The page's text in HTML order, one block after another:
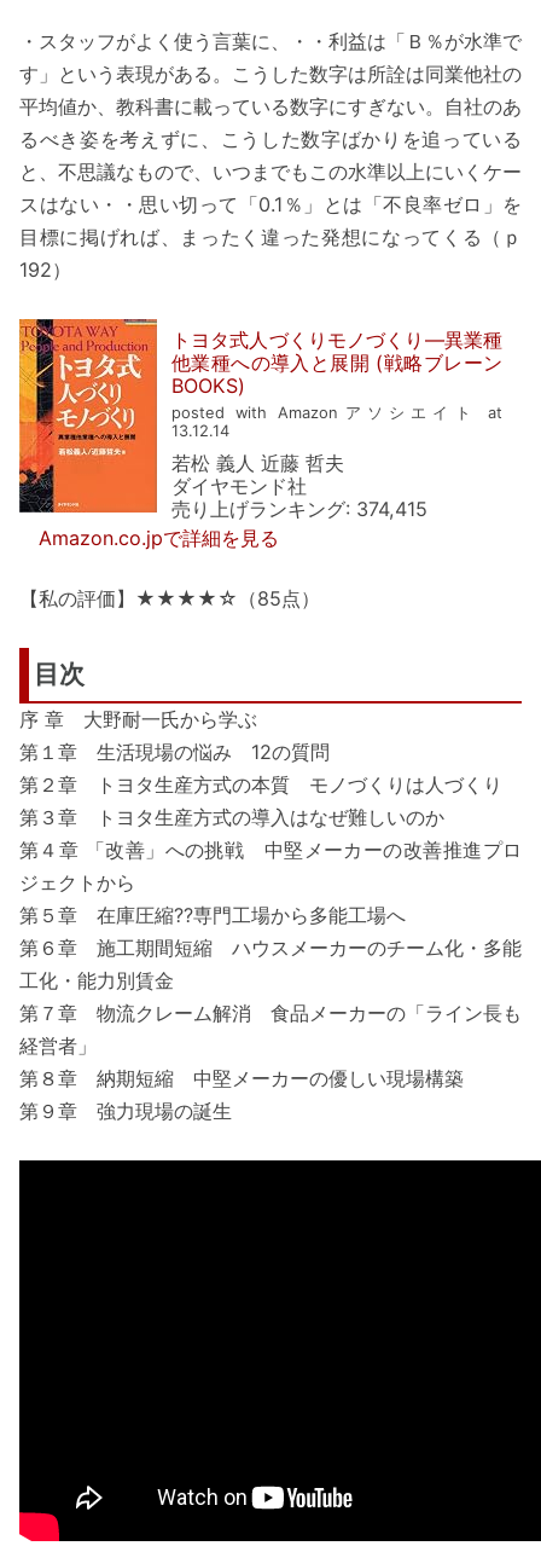
・スタッフがよく使う言葉に、・・利益は「Ｂ％が水準で
す」という表現がある。こうした数字は所詮は同業他社の
平均値か、教科書に載っている数字にすぎない。自社のあ
るべき姿を考えずに、こうした数字ばかりを追っている
と、不思議なもので、いつまでもこの水準以上にいくケー
スはない・・思い切って「0.1％」とは「不良率ゼロ」を
目標に掲げれば、まったく違った発想になってくる（ｐ
192）
トヨタ式人づくりモノづくり―異業種
他業種への導入と展開 (戦略ブレーン
BOOKS)
posted with Amazonアソシエイト at
13.12.14
若松 義人 近藤 哲夫
ダイヤモンド社
売り上げランキング: 374,415
Amazon.co.jpで詳細を見る
【私の評価】★★★★☆（85点）
目次
序 章 大野耐一氏から学ぶ
第１章 生活現場の悩み 12の質問
第２章 トヨタ生産方式の本質 モノづくりは人づくり
第３章 トヨタ生産方式の導入はなぜ難しいのか
第４章 「改善」への挑戦 中堅メーカーの改善推進プロ
ジェクトから
第５章 在庫圧縮??専門工場から多能工場へ
第６章 施工期間短縮 ハウスメーカーのチーム化・多能
工化・能力別賃金
第７章 物流クレーム解消 食品メーカーの「ライン長も
経営者」
第８章 納期短縮 中堅メーカーの優しい現場構築
第９章 強力現場の誕生